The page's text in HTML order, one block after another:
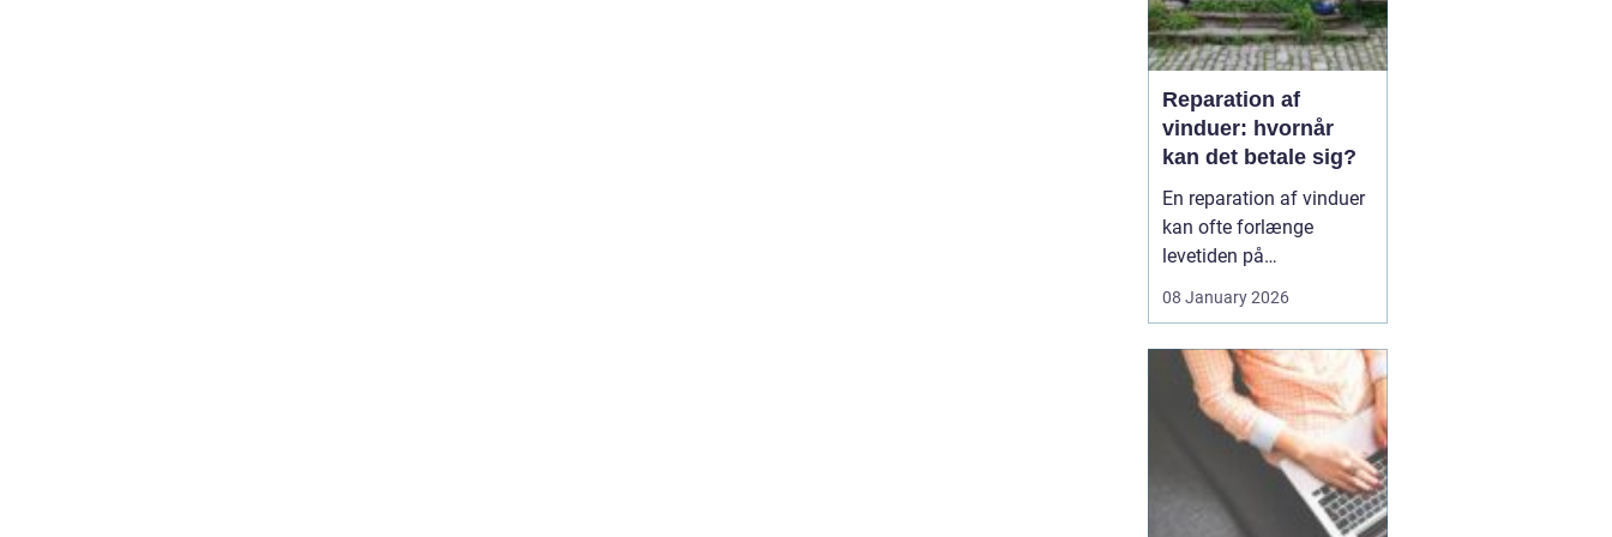
Reparation af
vinduer: hvornår
kan det betale sig?
En reparation af vinduer
kan ofte forlænge
levetiden på
glas med mange år. For
valget mellem at
reparere eller udskifte
hele vinduet, og
beslutningen har både
08 January 2026